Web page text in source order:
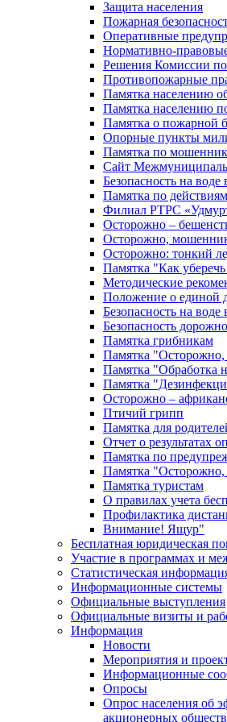
Защита населения
Пожарная
Оперативные
Нормативно-
Решения Комиссии
Противопожарные
Памятка населению
Памятка населению
Памятка о пожарной
Опорные пункты
Памятка по
Сайт
Безопасность на
Памятка по
Филиал РТРС
Осторожно –
Осторожно,
Осторожно: тонкий
Памятка "Как
Методические
Положение о единой
Безопасность на
Безопасность
Памятка грибникам
Памятка "Осторожно,
Памятка "Обработка
Памятка
Осторожно –
Птичий грипп
Памятка для
Отчет о результатах
Памятка по
Памятка
Памятка туристам
О правилах учета
Профилактика
Внимание! Ящур"
Бесплатная юридическая
Участие в программах и
Статистическая
Информационные системы
Официальные выступления
Официальные визиты и
Информация
Новости
Мероприятия и
Информационные
Опросы
Опрос населения об
акционерных